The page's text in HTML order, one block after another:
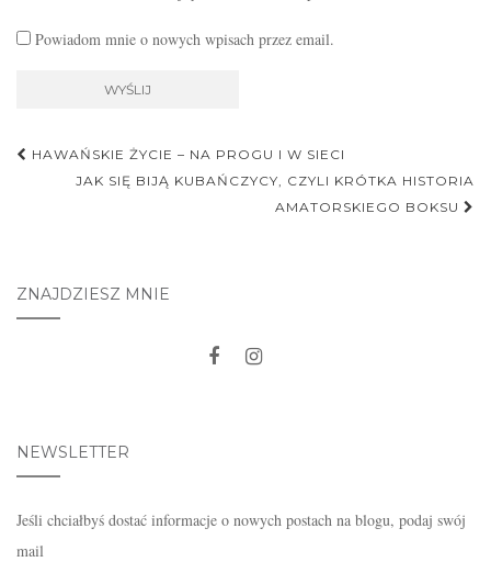
Powiadom mnie o nowych wpisach przez email.
Nawigacja
postu
HAWAŃSKIE ŻYCIE – NA PROGU I W SIECI
JAK SIĘ BIJĄ KUBAŃCZYCY, CZYLI KRÓTKA HISTORIA
AMATORSKIEGO BOKSU
ZNAJDZIESZ MNIE
NEWSLETTER
Jeśli chciałbyś dostać informacje o nowych postach na blogu, podaj swój
mail